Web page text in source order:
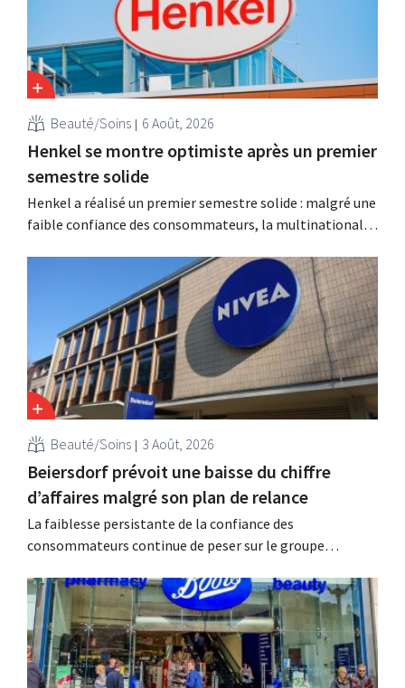
Beauté/Soins 6 Août, 2026
Henkel se montre optimiste après un premier
semestre solide
Henkel a réalisé un premier semestre solide : malgré une
faible confiance des consommateurs, la multinationale
des soins capillaires et des lessives, et intensifie ses
activités d'acquisition.
Beauté/Soins 3 Août, 2026
Beiersdorf prévoit une baisse du chiffre
d’affaires malgré son plan de relance
La faiblesse persistante de la confiance des
consommateurs continue de peser sur le groupe
multinationale s'attend désormais même à une légère
baisse de son chiffre d'affaires pour l'ensemble de
l'exercice.